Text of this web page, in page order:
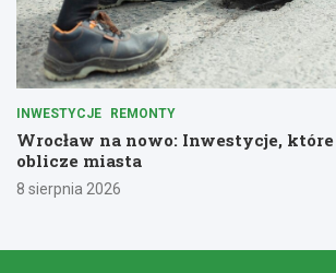
INWESTYCJE REMONTY
Wrocław na nowo: Inwestycje,
oblicze miasta
8 sierpnia 2026